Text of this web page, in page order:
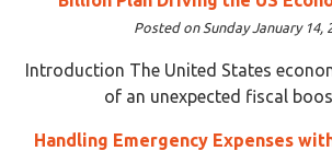
Posted on Sunday January 14,
Introduction The United States
of an unexpected fiscal
Handling Emergency Expenses